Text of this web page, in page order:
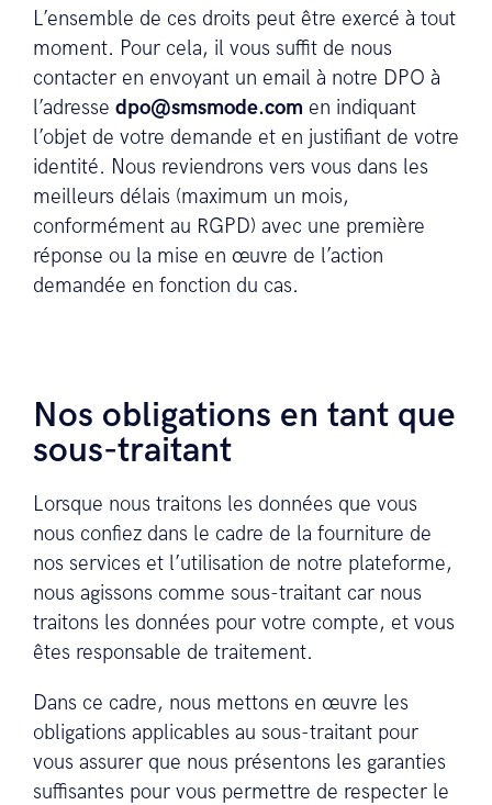
L’ensemble de ces droits peut être exercé à tout
moment. Pour cela, il vous suffit de nous
contacter en envoyant un email à notre DPO à
l’adresse dpo@smsmode.com en indiquant
l’objet de votre demande et en justifiant de votre
identité. Nous reviendrons vers vous dans les
meilleurs délais (maximum un mois,
conformément au RGPD) avec une première
réponse ou la mise en œuvre de l’action
demandée en fonction du cas.
Nos obligations en tant que
sous-traitant
Lorsque nous traitons les données que vous
nous confiez dans le cadre de la fourniture de
nos services et l’utilisation de notre plateforme,
nous agissons comme sous-traitant car nous
traitons les données pour votre compte, et vous
êtes responsable de traitement.
Dans ce cadre, nous mettons en œuvre les
obligations applicables au sous-traitant pour
vous assurer que nous présentons les garanties
suffisantes pour vous permettre de respecter le